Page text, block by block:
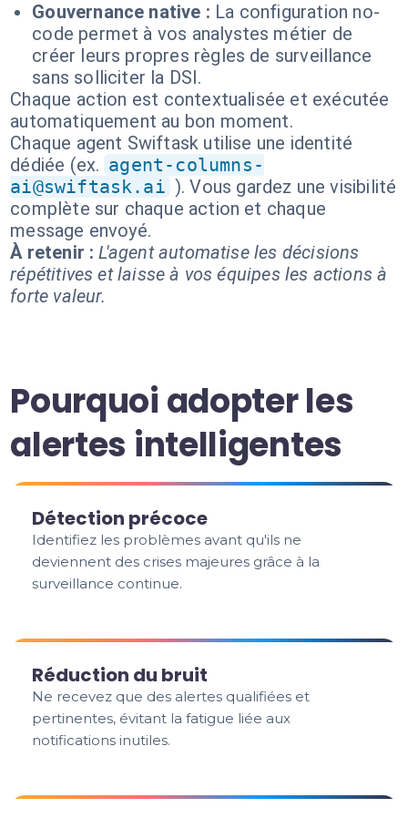
Gouvernance native : La configuration no-
code permet à vos analystes métier de
créer leurs propres règles de surveillance
sans solliciter la DSI.
Chaque action est contextualisée et exécutée
automatiquement au bon moment.
Chaque agent Swiftask utilise une identité
dédiée (ex. agent-columns-
ai@swiftask.ai ). Vous gardez une visibilité
complète sur chaque action et chaque
message envoyé.
À retenir : L'agent automatise les décisions
répétitives et laisse à vos équipes les actions à
forte valeur.
Pourquoi adopter les
alertes intelligentes
Détection précoce
Identifiez les problèmes avant qu'ils ne
deviennent des crises majeures grâce à la
surveillance continue.
Réduction du bruit
Ne recevez que des alertes qualifiées et
pertinentes, évitant la fatigue liée aux
notifications inutiles.